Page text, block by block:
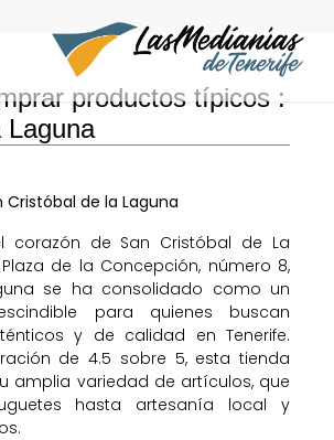
productos típicos :
Laguna
Cristóbal de la Laguna
corazón de San Cristóbal de La
de la Concepción, número 8,
se ha consolidado como un
para quienes buscan
y de calidad en Tenerife.
de 4.5 sobre 5, esta tienda
amplia variedad de artículos, que
hasta artesanía local y